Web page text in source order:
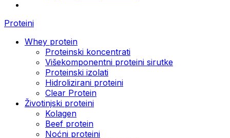
Proteini
Whey protein
Proteinski koncentrati
Višekomponentni proteini sirutke
Proteinski izolati
Hidrolizirani proteini
Clear Protein
Životinjski proteini
Kolagen
Beef protein
Noćni proteini